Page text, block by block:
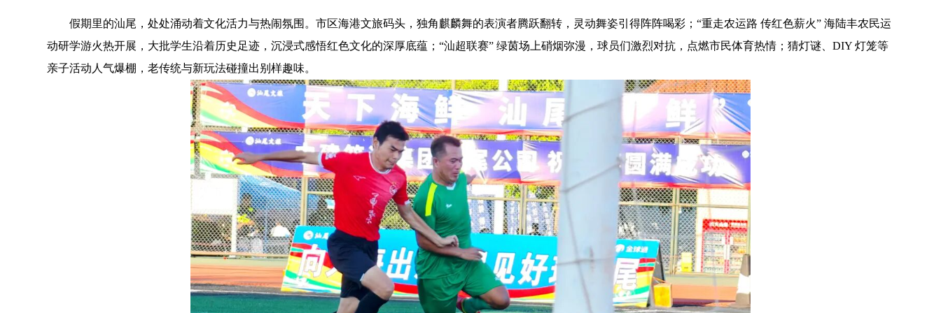
假期里的汕尾，处处涌动着文化活力与热闹氛围。市区海港文旅码头，独角麒麟舞的表演者腾跃翻转，灵动舞姿引得阵阵喝彩；“重走农运路 传红色薪火” 海陆丰农民运
动研学游火热开展，大批学生沿着历史足迹，沉浸式感悟红色文化的深厚底蕴；“汕超联赛” 绿茵场上硝烟弥漫，球员们激烈对抗，点燃市民体育热情；猜灯谜、DIY 灯笼等
亲子活动人气爆棚，老传统与新玩法碰撞出别样趣味。